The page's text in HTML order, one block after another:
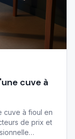
cuve à
cuve à fioul en
de prix et